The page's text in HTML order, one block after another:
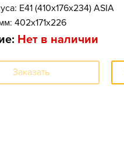
E41 (410x176x234) ASIA
402x171x226
Нет в наличии
Заказать